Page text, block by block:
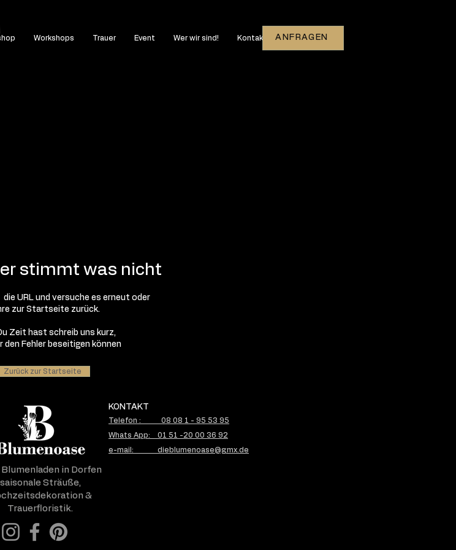
Workshops Trauer Event Wer wir sind! Kontakt ANFRAGEN
stimmt was nicht
URL und versuche es erneut oder
zur Startseite zurück.
Zeit hast schreib uns kurz,
den Fehler beseitigen können
Zurück zur Startseite
Blumenladen in Dorfen
saisonale Sträuße,
&
Trauerfloristik.
KONTAKT
Telefon : 08 08 1 - 95 53 95
Whats App: 01 51 -20 00 36 92
e-mail: dieblumenoase@gmx.de